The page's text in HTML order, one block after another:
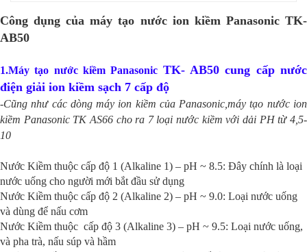
Công dụng của máy tạo nước ion kiềm Panasonic TK-
AB50
1.Máy tạo nước kiềm Panasonic TK- AB50 cung cấp nước
điện giải ion kiềm sạch 7 cấp độ
-Cũng như các dòng máy ion kiềm của Panasonic,máy tạo nước ion
kiềm Panasonic TK AS66 cho ra 7 loại nước kiềm với dải PH từ 4,5-
10
Nước Kiềm thuộc cấp độ 1 (Alkaline 1) – pH ~ 8.5: Đây chính là loại
nước uống cho người mới bắt đầu sử dụng
Nước Kiềm thuộc cấp độ 2 (Alkaline 2) – pH ~ 9.0: Loại nước uống
và dùng để nấu cơm
Nước Kiềm thuộc cấp độ 3 (Alkaline 3) – pH ~ 9.5: Loại nước uống,
và pha trà, nấu súp và hầm